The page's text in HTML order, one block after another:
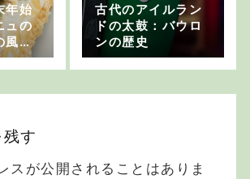
年始
ュの
風
古代のアイルラン
ドの太鼓：バウロ
ンの歴史
す
スが公開されることはありま